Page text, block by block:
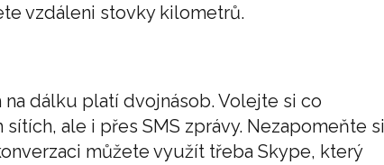
vzdáleni stovky kilometrů.
dálku platí dvojnásob. Volejte si co
ale i přes SMS zprávy. Nezapomeňte si
můžete využít třeba Skype, který